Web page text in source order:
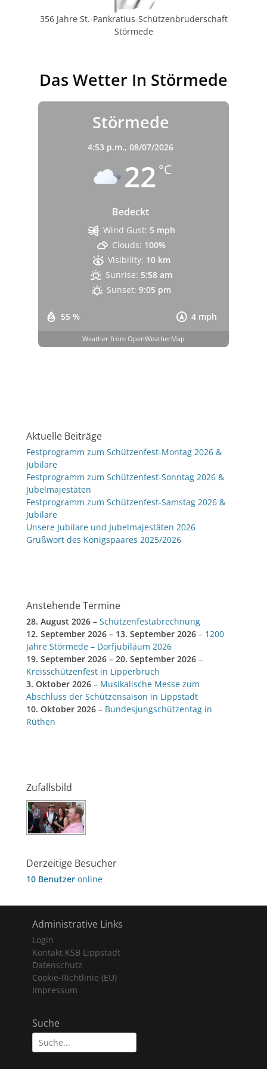
356 Jahre St.-Pankratius-Schützenbruderschaft
Störmede
Das Wetter In Störmede
Störmede
4:53 p.m., 08/07/2026
22 °C
Bedeckt
55 % 4 mph
Wind Gust: 5 mph
Clouds: 100%
Visibility: 10 km
Sunrise: 5:58 am
Sunset: 9:05 pm
Weather from OpenWeatherMap
Aktuelle Beiträge
Festprogramm zum Schützenfest-Montag 2026 &
Jubilare
Festprogramm zum Schützenfest-Sonntag 2026 &
Jubelmajestäten
Festprogramm zum Schützenfest-Samstag 2026 &
Jubilare
Unsere Jubilare und Jubelmajestäten 2026
Grußwort des Königspaares 2025/2026
Anstehende Termine
28. August 2026 – Schützenfestabrechnung
12. September 2026 – 13. September 2026 – 1200
Jahre Störmede – Dorfjubiläum 2026
19. September 2026 – 20. September 2026 –
Kreisschützenfest in Lipperbruch
3. Oktober 2026 – Musikalische Messe zum
Abschluss der Schützensaison in Lippstadt
10. Oktober 2026 – Bundesjungschützentag in
Rüthen
Zufallsbild
Derzeitige Besucher
10 Benutzer online
Administrative Links
Login
Kontakt KSB Lippstadt
Datenschutz
Cookie-Richtlinie (EU)
Impressum
Suche
Suche
nach: